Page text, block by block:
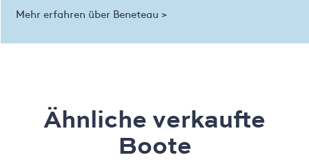
Mehr erfahren über Beneteau >
Ähnliche verkaufte
Boote